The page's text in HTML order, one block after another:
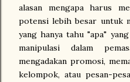
alasan mengapa harus
potensi lebih besar untuk
yang hanya tahu "apa"
manipulasi dalam
mengadakan promosi,
kelompok, atau pesan-